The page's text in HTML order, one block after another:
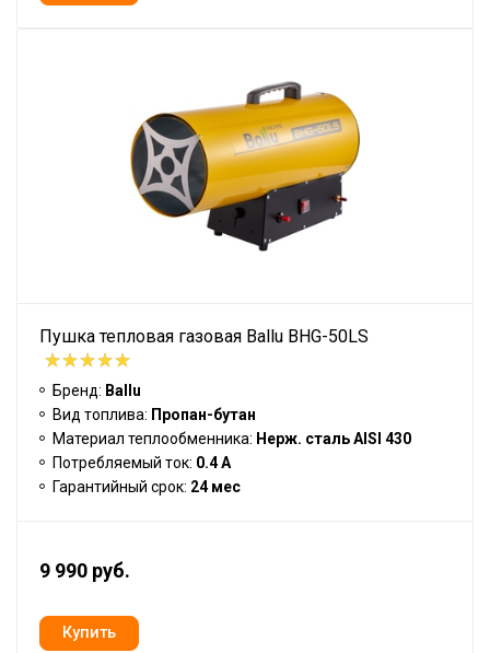
Пушка тепловая газовая Ballu BHG-50LS
Бренд: Ballu
Вид топлива: Пропан-бутан
Материал теплообменника: Нерж. сталь AISI 430
Потребляемый ток: 0.4 А
Гарантийный срок: 24 мес
9 990 руб.